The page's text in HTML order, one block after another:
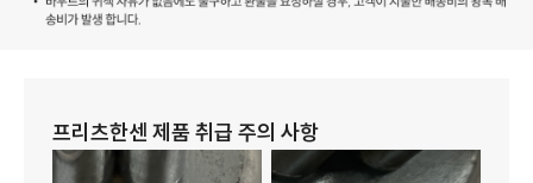
프리츠한센 제품 취급 주의 사항